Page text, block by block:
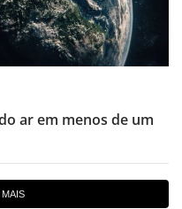
ar em menos de um